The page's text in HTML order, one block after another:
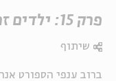
פרק 15: ילדים זה שמחה?
ברוב ענפי הספורט
שיתוף